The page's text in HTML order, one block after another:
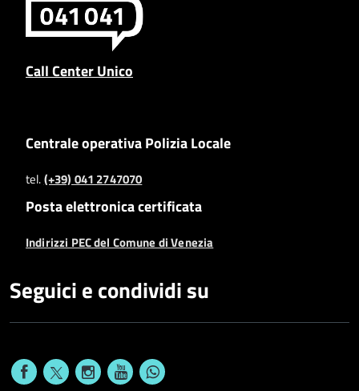
Call Center Unico
Centrale operativa Polizia Locale
tel.(+39) 041 2747070
Posta elettronica certificata
Indirizzi PEC del Comune di Venezia
Seguici e condividi su